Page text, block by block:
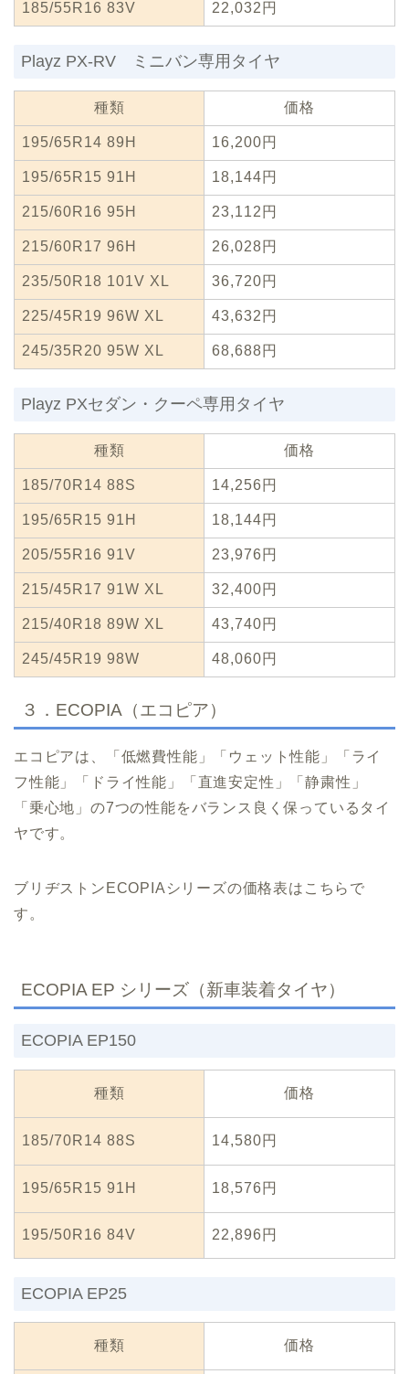
185/55R16 83V 22,032円
Playz PX-RV ミニバン専用タイヤ
種類 価格
195/65R14 89H 16,200円
195/65R15 91H 18,144円
215/60R16 95H 23,112円
215/60R17 96H 26,028円
235/50R18 101V XL 36,720円
225/45R19 96W XL 43,632円
245/35R20 95W XL 68,688円
Playz PXセダン・クーペ専用タイヤ
種類 価格
185/70R14 88S 14,256円
195/65R15 91H 18,144円
205/55R16 91V 23,976円
215/45R17 91W XL 32,400円
215/40R18 89W XL 43,740円
245/45R19 98W 48,060円
３．ECOPIA（エコピア）
エコピアは、「低燃費性能」「ウェット性能」「ライ
フ性能」「ドライ性能」「直進安定性」「静粛性」
「乗心地」の7つの性能をバランス良く保っているタイ
ヤです。
ブリヂストンECOPIAシリーズの価格表はこちらで
す。
ECOPIA EP シリーズ（新車装着タイヤ）
ECOPIA EP150
種類 価格
185/70R14 88S 14,580円
195/65R15 91H 18,576円
195/50R16 84V 22,896円
ECOPIA EP25
種類 価格